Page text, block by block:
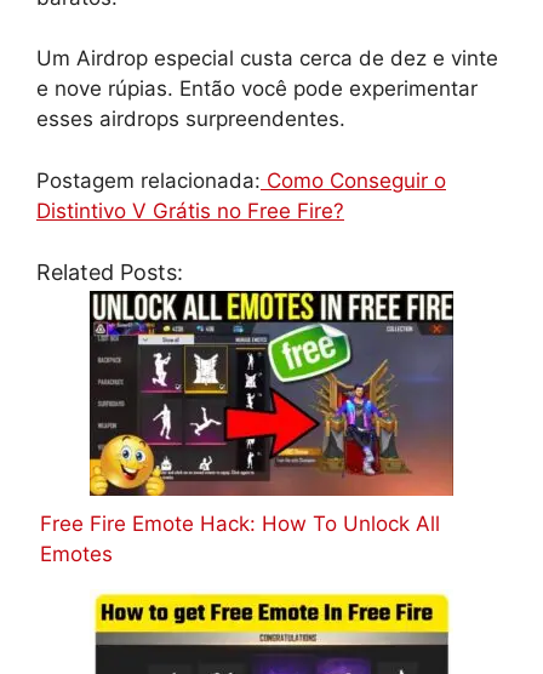
Um Airdrop especial custa cerca de dez e vinte
e nove rúpias. Então você pode experimentar
esses airdrops surpreendentes.
Postagem relacionada: Como Conseguir o
Distintivo V Grátis no Free Fire?
Related Posts:
Free Fire Emote Hack: How To Unlock All
Emotes